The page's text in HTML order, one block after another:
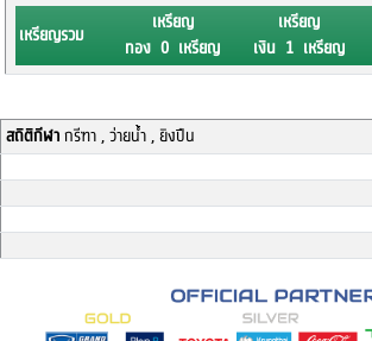
เหรียญรวม
เหรียญ
ทอง 0 เหรียญ
เหรียญ
เงิน 1 เหรียญ
สถิติกีฬากรีฑา , ว่ายน้ำ , ยิงปืน